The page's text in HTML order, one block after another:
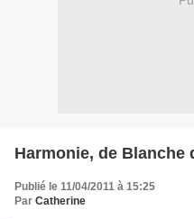
Harmonie, de Blanche
Publié le 11/04/2011 à 15:25
Par Catherine